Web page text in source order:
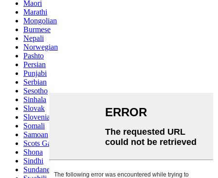
Maori
Marathi
Mongolian
Burmese
Nepali
Norwegian
Pashto
Persian
Punjabi
Serbian
Sesotho
Sinhala
Slovak
Slovenian
Somali
Samoan
Scots Gaelic
Shona
Sindhi
Sundanese